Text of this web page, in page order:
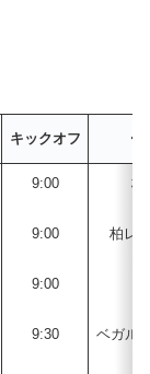
キックオフ
9:00
9:00
9:00
9:30
桐
柏レ
ベガル